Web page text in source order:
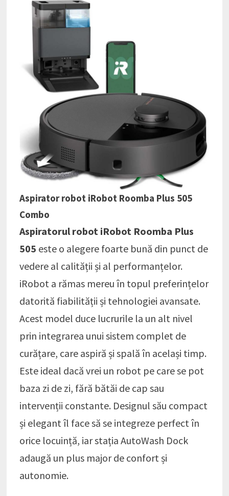
Aspirator robot iRobot Roomba Plus 505
Combo
Aspiratorul robot iRobot Roomba Plus
505 este o alegere foarte bună din punct de
vedere al calității și al performanțelor.
iRobot a rămas mereu în topul preferințelor
datorită fiabilității și tehnologiei avansate.
Acest model duce lucrurile la un alt nivel
prin integrarea unui sistem complet de
curățare, care aspiră și spală în același timp.
Este ideal dacă vrei un robot pe care se pot
baza zi de zi, fără bătăi de cap sau
intervenții constante. Designul său compact
și elegant îl face să se integreze perfect în
orice locuință, iar stația AutoWash Dock
adaugă un plus major de confort și
autonomie.